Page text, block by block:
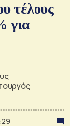
τέλους
για